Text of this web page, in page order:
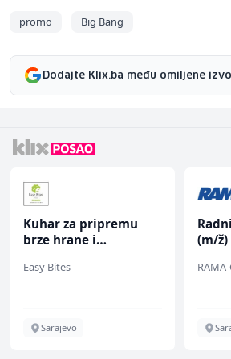
promo Big Bang
Dodajte Klix.ba među omiljene
Kuhar za pripremu
brze hrane i
ž)
Easy Bites
Sarajevo
(m/ž)